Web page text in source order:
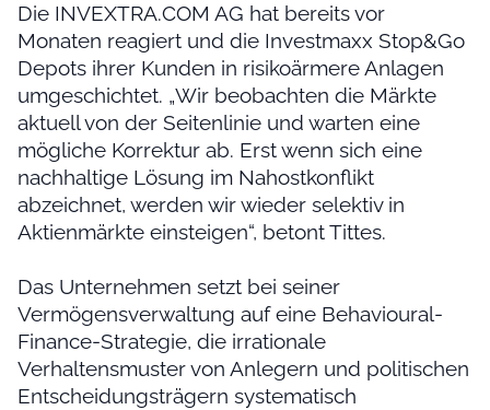
Die INVEXTRA.COM AG hat bereits vor
Monaten reagiert und die Investmaxx Stop&Go
Depots ihrer Kunden in risikoärmere Anlagen
umgeschichtet. „Wir beobachten die Märkte
aktuell von der Seitenlinie und warten eine
mögliche Korrektur ab. Erst wenn sich eine
nachhaltige Lösung im Nahostkonflikt
abzeichnet, werden wir wieder selektiv in
Aktienmärkte einsteigen“, betont Tittes.
Das Unternehmen setzt bei seiner
Vermögensverwaltung auf eine Behavioural-
Finance-Strategie, die irrationale
Verhaltensmuster von Anlegern und politischen
Entscheidungsträgern systematisch